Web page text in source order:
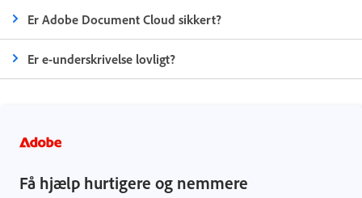
Er Adobe Document Cloud sikkert?
Er e-underskrivelse lovligt?
Få hjælp hurtigere og nemmere